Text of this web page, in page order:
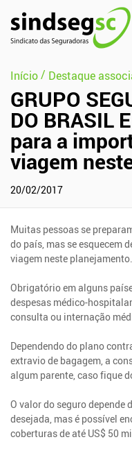
Pular Navegação (s)
Início/ Destaque
GRUPO
DO BRASIL
para a
viagem
20/02/2017
Muitas pessoas se
do país, mas se esquecem
viagem neste planejamento.
Obrigatório em alguns
despesas médico-
consulta ou internação
Dependendo do plano
extravio de bagagem, a
algum parente, caso fique
O valor do seguro depende
desejada, mas é possível
coberturas de até US$ 50